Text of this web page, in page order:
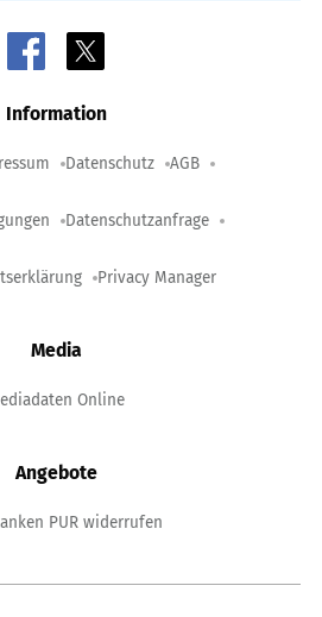
Information
Datenschutz AGB
Datenschutzanfrage
Privacy Manager
Media
Online
Angebote
PUR widerrufen